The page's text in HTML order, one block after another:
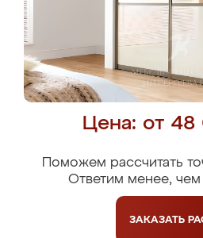
Цена: от
Поможем рассчитать
Ответим менее, чем
ЗАКАЗАТЬ